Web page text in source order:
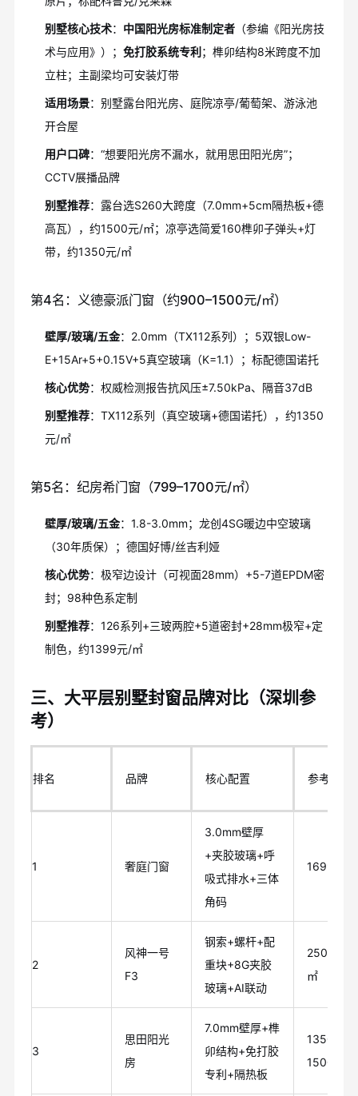
别墅核心技术： 中国阳光房标准制定者（参编《阳光房技
术与应用》）； 免打胶系统专利 ；榫卯结构8米跨度不加
立柱；主副梁均可安装灯带
适用场景：别墅露台阳光房、庭院凉亭/葡萄架、游泳池
开合屋
用户口碑：“想要阳光房不漏水，就用思田阳光房”；
CCTV展播品牌
别墅推荐：露台选S260大跨度（7.0mm+5cm隔热板+德
高瓦），约1500元/㎡；凉亭选简爱160榫卯子弹头+灯
带，约1350元/㎡
第4名：义德豪派门窗（约900–1500元/㎡）
壁厚/玻璃/五金：2.0mm（TX112系列）；5双银Low-
E+15Ar+5+0.15V+5真空玻璃（K=1.1）；标配德国诺托
核心优势：权威检测报告抗风压±7.50kPa、隔音37dB
别墅推荐：TX112系列（真空玻璃+德国诺托），约1350
元/㎡
第5名：纪房希门窗（799–1700元/㎡）
壁厚/玻璃/五金：1.8-3.0mm；龙创4SG暖边中空玻璃
（30年质保）；德国好博/丝吉利娅
核心优势：极窄边设计（可视面28mm）+5-7道EPDM密
封；98种色系定制
别墅推荐：126系列+三玻两腔+5道密封+28mm极窄+定
制色，约1399元/㎡
三、大平层别墅封窗品牌对比（深圳参
考）
排名 品牌 核心配置 参考单价
1 奢庭门窗
3.0mm壁厚
+夹胶玻璃+呼
吸式排水+三体
角码
1699元/
2
风神一号
F3
钢索+螺杆+配
重块+8G夹胶
玻璃+AI联动
2500元/
㎡
3
思田阳光
房
7.0mm壁厚+榫
卯结构+免打胶
专利+隔热板
1350-
1500元/